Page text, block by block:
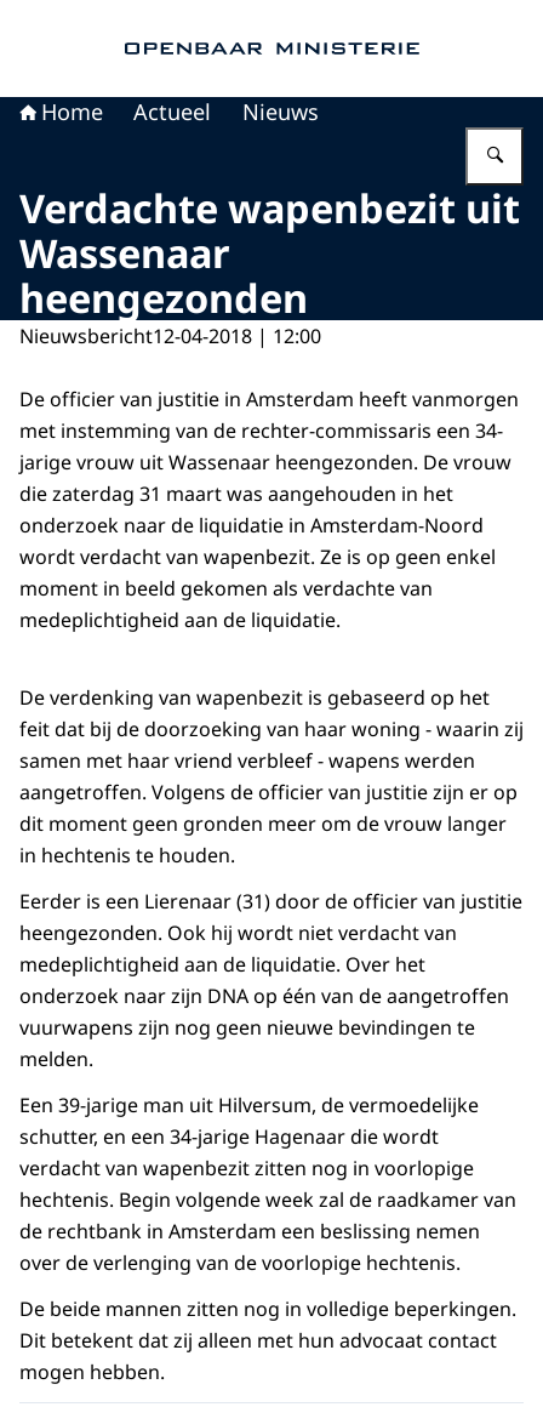
Home Actueel Nieuws
Verdachte wapenbezit uit
Wassenaar
heengezonden
Nieuwsbericht12-04-2018 | 12:00
De officier van justitie in Amsterdam heeft vanmorgen
met instemming van de rechter-commissaris een 34-
jarige vrouw uit Wassenaar heengezonden. De vrouw
die zaterdag 31 maart was aangehouden in het
onderzoek naar de liquidatie in Amsterdam-Noord
wordt verdacht van wapenbezit. Ze is op geen enkel
moment in beeld gekomen als verdachte van
medeplichtigheid aan de liquidatie.
De verdenking van wapenbezit is gebaseerd op het
feit dat bij de doorzoeking van haar woning - waarin zij
samen met haar vriend verbleef - wapens werden
aangetroffen. Volgens de officier van justitie zijn er op
dit moment geen gronden meer om de vrouw langer
in hechtenis te houden.
Eerder is een Lierenaar (31) door de officier van justitie
heengezonden. Ook hij wordt niet verdacht van
medeplichtigheid aan de liquidatie. Over het
onderzoek naar zijn DNA op één van de aangetroffen
vuurwapens zijn nog geen nieuwe bevindingen te
melden.
Een 39-jarige man uit Hilversum, de vermoedelijke
schutter, en een 34-jarige Hagenaar die wordt
verdacht van wapenbezit zitten nog in voorlopige
hechtenis. Begin volgende week zal de raadkamer van
de rechtbank in Amsterdam een beslissing nemen
over de verlenging van de voorlopige hechtenis.
De beide mannen zitten nog in volledige beperkingen.
Dit betekent dat zij alleen met hun advocaat contact
mogen hebben.